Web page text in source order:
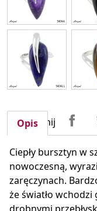
Udostępnij
Opis
Ciepły bursztyn w
nowoczesną,
zaręczynach.
że światło